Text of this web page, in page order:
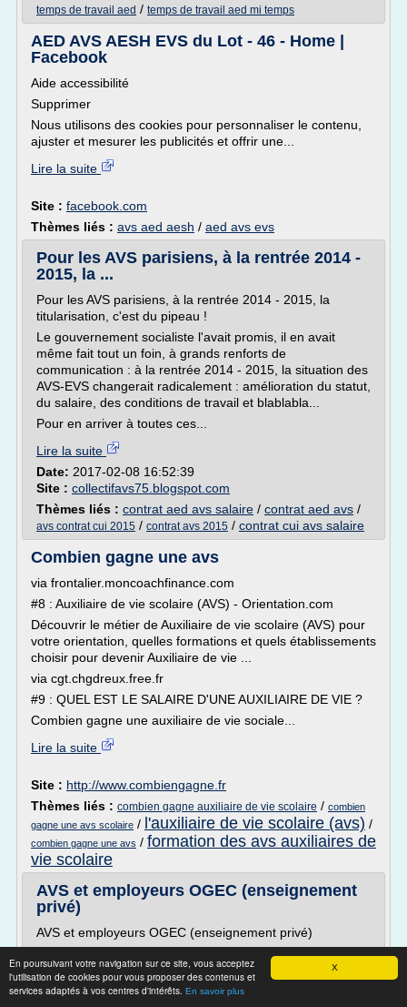
X
En poursuivant votre navigation sur ce site, vous acceptez
l'utilisation de cookies pour vous proposer des contenus et
services adaptés à vos centres d'intérêts. En savoir plus
temps de travail aed / temps de travail aed mi temps
AED AVS AESH EVS du Lot - 46 - Home |
Facebook
Aide accessibilité
Supprimer
Nous utilisons des cookies pour personnaliser le contenu,
ajuster et mesurer les publicités et offrir une...
Lire la suite
Site : facebook.com
Thèmes liés : avs aed aesh / aed avs evs
Pour les AVS parisiens, à la rentrée 2014 -
2015, la ...
Pour les AVS parisiens, à la rentrée 2014 - 2015, la
titularisation, c'est du pipeau !
Le gouvernement socialiste l'avait promis, il en avait
même fait tout un foin, à grands renforts de
communication : à la rentrée 2014 - 2015, la situation des
AVS-EVS changerait radicalement : amélioration du statut,
du salaire, des conditions de travail et blablabla...
Pour en arriver à toutes ces...
Lire la suite
Date: 2017-02-08 16:52:39
Site : collectifavs75.blogspot.com
Thèmes liés : contrat aed avs salaire / contrat aed avs /
avs contrat cui 2015 / contrat avs 2015 / contrat cui avs salaire
Combien gagne une avs
via frontalier.moncoachfinance.com
#8 : Auxiliaire de vie scolaire (AVS) - Orientation.com
Découvrir le métier de Auxiliaire de vie scolaire (AVS) pour
votre orientation, quelles formations et quels établissements
choisir pour devenir Auxiliaire de vie ...
via cgt.chgdreux.free.fr
#9 : QUEL EST LE SALAIRE D'UNE AUXILIAIRE DE VIE ?
Combien gagne une auxiliaire de vie sociale...
Lire la suite
Site : http://www.combiengagne.fr
Thèmes liés : combien gagne auxiliaire de vie scolaire / combien
gagne une avs scolaire / l'auxiliaire de vie scolaire (avs) /
combien gagne une avs / formation des avs auxiliaires de
vie scolaire
AVS et employeurs OGEC (enseignement
privé)
AVS et employeurs OGEC (enseignement privé)
1) Bref historique
Assistants d'Education (AED)